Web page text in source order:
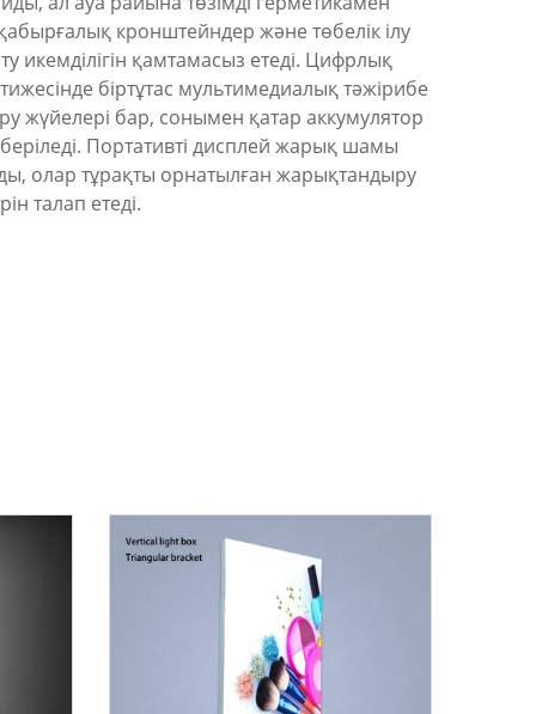
кронштейндер және төбелік ілу
икемділігін қамтамасыз етеді. Цифрлық
біртұтас мультимедиалық тәжірибе
жүйелері бар, сонымен қатар аккумулятор
Портативті дисплей жарық шамы
олар тұрақты орнатылған жарықтандыру
талап етеді.